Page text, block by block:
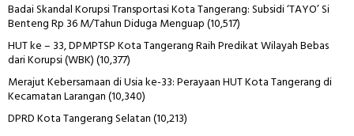
Badai Skandal Korupsi Transportasi Kota Tangerang: Subsidi ‘TAYO’ Si
Benteng Rp 36 M/Tahun Diduga Menguap(10,517)
HUT ke – 33, DPMPTSP Kota Tangerang Raih Predikat Wilayah Bebas
dari Korupsi (WBK)(10,377)
Merajut Kebersamaan di Usia ke-33: Perayaan HUT Kota Tangerang di
Kecamatan Larangan(10,340)
DPRD Kota Tangerang Selatan(10,213)